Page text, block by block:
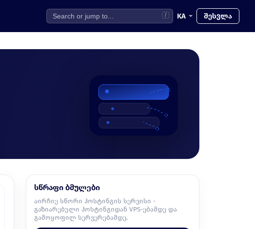
/ KA შესვლა
სწრაფი ბმულები
აირჩიე სწორი ჰოსტინგის სერვისი -
გაზიარებული ჰოსტინგიდან VPS-ებამდე და
გამოყოფილ სერვერებამდე.